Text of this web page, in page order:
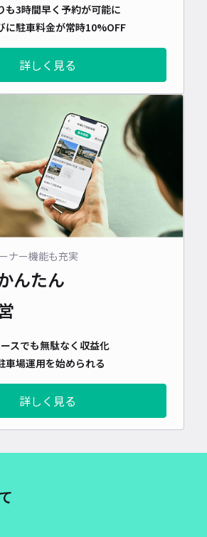
も3時間早く予約が可能に
に駐車料金が常時10%OFF
詳しく見る
ナー機能も充実
んたん
スでも無駄なく収益化
車場運用を始められる
詳しく見る